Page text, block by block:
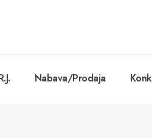
Nabava/Prodaja